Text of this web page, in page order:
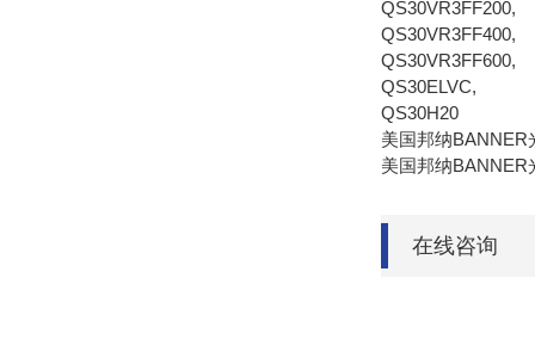
QS30VR3FF200,
QS30VR3FF400,
QS30VR3FF600,
QS30ELVC,
QS30H20
美国邦纳BANNER
美国邦纳BANNER
在线咨询